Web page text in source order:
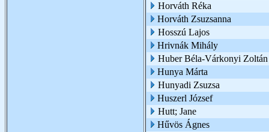
Horváth Réka
Horváth Zsuzsanna
Hosszú Lajos
Hrivnák Mihály
Huber Béla-Várkonyi Zoltán
Hunya Márta
Hunyadi Zsuzsa
Huszerl József
Hutt; Jane
Hűvös Ágnes